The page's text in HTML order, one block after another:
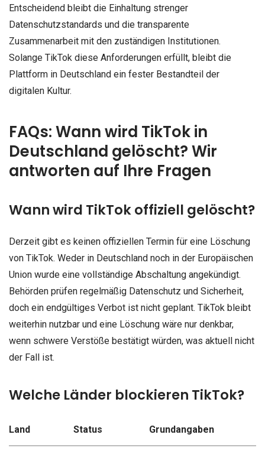
Entscheidend bleibt die Einhaltung strenger
Datenschutzstandards und die transparente
Zusammenarbeit mit den zuständigen Institutionen.
Solange TikTok diese Anforderungen erfüllt, bleibt die
Plattform in Deutschland ein fester Bestandteil der
digitalen Kultur.
FAQs: Wann wird TikTok in
Deutschland gelöscht? Wir
antworten auf Ihre Fragen
Wann wird TikTok offiziell gelöscht?
Derzeit gibt es keinen offiziellen Termin für eine Löschung
von TikTok. Weder in Deutschland noch in der Europäischen
Union wurde eine vollständige Abschaltung angekündigt.
Behörden prüfen regelmäßig Datenschutz und Sicherheit,
doch ein endgültiges Verbot ist nicht geplant. TikTok bleibt
weiterhin nutzbar und eine Löschung wäre nur denkbar,
wenn schwere Verstöße bestätigt würden, was aktuell nicht
der Fall ist.
Welche Länder blockieren TikTok?
Land Status Grundangaben